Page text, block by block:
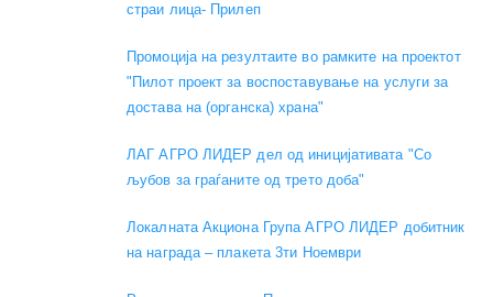
страи лица- Прилеп
Промоција на резултаите во рамките на проектот
"Пилот проект за воспоставување на услуги за
достава на (органска) храна"
ЛАГ АГРО ЛИДЕР дел од иницијативата "Со
љубов за граѓаните од трето доба"
Локалната Акциона Група АГРО ЛИДЕР добитник
на награда – плакета 3ти Ноември